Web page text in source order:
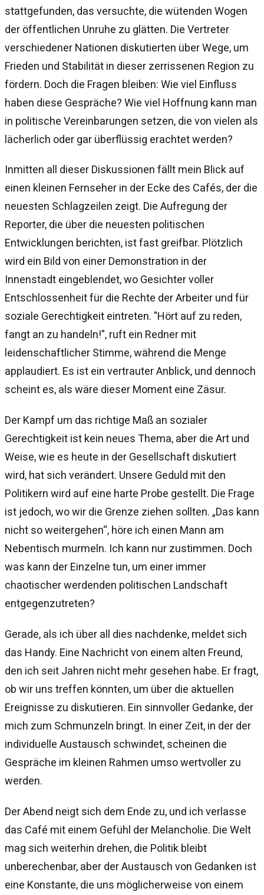
stattgefunden, das versuchte, die wütenden Wogen
der öffentlichen Unruhe zu glätten. Die Vertreter
verschiedener Nationen diskutierten über Wege, um
Frieden und Stabilität in dieser zerrissenen Region zu
fördern. Doch die Fragen bleiben: Wie viel Einfluss
haben diese Gespräche? Wie viel Hoffnung kann man
in politische Vereinbarungen setzen, die von vielen als
lächerlich oder gar überflüssig erachtet werden?
Inmitten all dieser Diskussionen fällt mein Blick auf
einen kleinen Fernseher in der Ecke des Cafés, der die
neuesten Schlagzeilen zeigt. Die Aufregung der
Reporter, die über die neuesten politischen
Entwicklungen berichten, ist fast greifbar. Plötzlich
wird ein Bild von einer Demonstration in der
Innenstadt eingeblendet, wo Gesichter voller
Entschlossenheit für die Rechte der Arbeiter und für
soziale Gerechtigkeit eintreten. "Hört auf zu reden,
fangt an zu handeln!", ruft ein Redner mit
leidenschaftlicher Stimme, während die Menge
applaudiert. Es ist ein vertrauter Anblick, und dennoch
scheint es, als wäre dieser Moment eine Zäsur.
Der Kampf um das richtige Maß an sozialer
Gerechtigkeit ist kein neues Thema, aber die Art und
Weise, wie es heute in der Gesellschaft diskutiert
wird, hat sich verändert. Unsere Geduld mit den
Politikern wird auf eine harte Probe gestellt. Die Frage
ist jedoch, wo wir die Grenze ziehen sollten. „Das kann
nicht so weitergehen“, höre ich einen Mann am
Nebentisch murmeln. Ich kann nur zustimmen. Doch
was kann der Einzelne tun, um einer immer
chaotischer werdenden politischen Landschaft
entgegenzutreten?
Gerade, als ich über all dies nachdenke, meldet sich
das Handy. Eine Nachricht von einem alten Freund,
den ich seit Jahren nicht mehr gesehen habe. Er fragt,
ob wir uns treffen könnten, um über die aktuellen
Ereignisse zu diskutieren. Ein sinnvoller Gedanke, der
mich zum Schmunzeln bringt. In einer Zeit, in der der
individuelle Austausch schwindet, scheinen die
Gespräche im kleinen Rahmen umso wertvoller zu
werden.
Der Abend neigt sich dem Ende zu, und ich verlasse
das Café mit einem Gefühl der Melancholie. Die Welt
mag sich weiterhin drehen, die Politik bleibt
unberechenbar, aber der Austausch von Gedanken ist
eine Konstante, die uns möglicherweise von einem